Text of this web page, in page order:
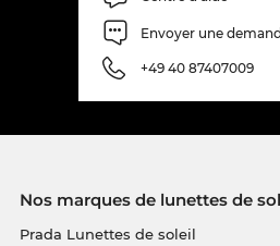
Envoyer une
+49 40 87407009
Nos marques de lunettes de
Prada Lunettes de soleil